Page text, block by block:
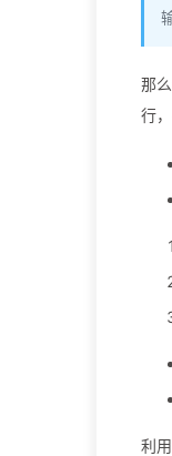
那
行
利用